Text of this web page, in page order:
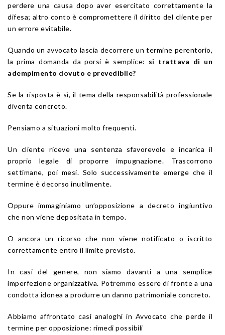
perdere una causa dopo aver esercitato correttamente la
difesa; altro conto è compromettere il diritto del cliente per
un errore evitabile.
Quando un avvocato lascia decorrere un termine perentorio,
la prima domanda da porsi è semplice: si trattava di un
adempimento dovuto e prevedibile?
Se la risposta è sì, il tema della responsabilità professionale
diventa concreto.
Pensiamo a situazioni molto frequenti.
Un cliente riceve una sentenza sfavorevole e incarica il
proprio legale di proporre impugnazione. Trascorrono
settimane, poi mesi. Solo successivamente emerge che il
termine è decorso inutilmente.
Oppure immaginiamo un’opposizione a decreto ingiuntivo
che non viene depositata in tempo.
O ancora un ricorso che non viene notificato o iscritto
correttamente entro il limite previsto.
In casi del genere, non siamo davanti a una semplice
imperfezione organizzativa. Potremmo essere di fronte a una
condotta idonea a produrre un danno patrimoniale concreto.
Abbiamo affrontato casi analoghi in Avvocato che perde il
termine per opposizione: rimedi possibili